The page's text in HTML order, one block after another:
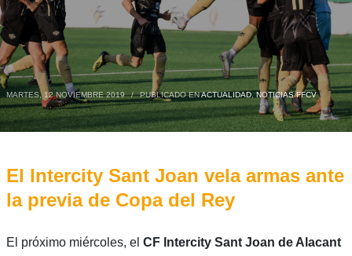
MARTES, 12 NOVIEMBRE 2019 / PUBLICADO ENACTUALIDAD,NOTICIAS FFCV
El Intercity Sant Joan vela armas ante
la previa de Copa del Rey
El próximo miércoles, el CF Intercity Sant Joan de Alacant